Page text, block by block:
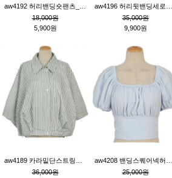
18,000원
5,900원
35,000원
9,900원
36,000원
25,000원